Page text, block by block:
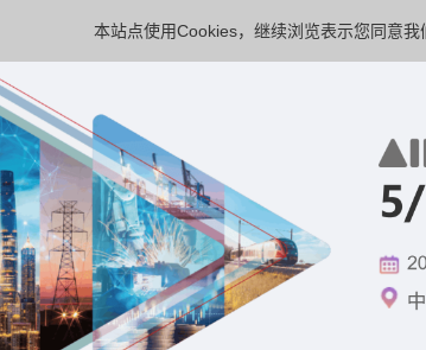
本站点使用Cookies，继续浏览表示您同意我